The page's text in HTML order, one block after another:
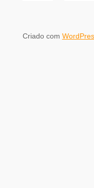
Criado com